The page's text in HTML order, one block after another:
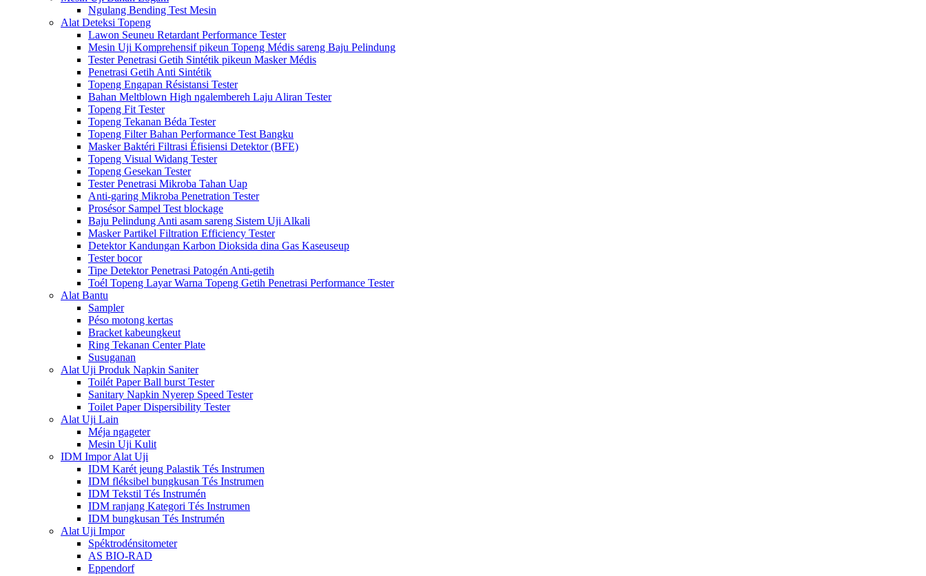
Ngulang Bending Test Mesin
Alat Deteksi Topeng
Lawon Seuneu Retardant Performance Tester
Mesin Uji Komprehensif pikeun Topeng Médis sareng Baju Pelindung
Tester Penetrasi Getih Sintétik pikeun Masker Médis
Penetrasi Getih Anti Sintétik
Topeng Engapan Résistansi Tester
Bahan Meltblown High ngalembereh Laju Aliran Tester
Topeng Fit Tester
Topeng Tekanan Béda Tester
Topeng Filter Bahan Performance Test Bangku
Masker Baktéri Filtrasi Éfisiensi Detektor (BFE)
Topeng Visual Widang Tester
Topeng Gesekan Tester
Tester Penetrasi Mikroba Tahan Uap
Anti-garing Mikroba Penetration Tester
Prosésor Sampel Test blockage
Baju Pelindung Anti asam sareng Sistem Uji Alkali
Masker Partikel Filtration Efficiency Tester
Detektor Kandungan Karbon Dioksida dina Gas Kaseuseup
Tester bocor
Tipe Detektor Penetrasi Patogén Anti-getih
Toél Topeng Layar Warna Topeng Getih Penetrasi Performance Tester
Alat Bantu
Sampler
Péso motong kertas
Bracket kabeungkeut
Ring Tekanan Center Plate
Susuganan
Alat Uji Produk Napkin Saniter
Toilét Paper Ball burst Tester
Sanitary Napkin Nyerep Speed ​​Tester
Toilet Paper Dispersibility Tester
Alat Uji Lain
Méja ngageter
Mesin Uji Kulit
IDM Impor Alat Uji
IDM Karét jeung Palastik Tés Instrumen
IDM fléksibel bungkusan Tés Instrumen
IDM Tekstil Tés Instrumén
IDM ranjang Kategori Tés Instrumen
IDM bungkusan Tés Instrumén
Alat Uji Impor
Spéktrodénsitometer
AS BIO-RAD
Eppendorf